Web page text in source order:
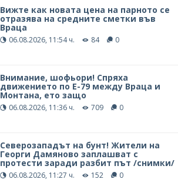
Вижте как новата цена на парното се
отразява на средните сметки във
Враца
06.08.2026, 11:54 ч. 84 0
Внимание, шофьори! Спряха
движението по Е-79 между Враца и
Монтана, ето защо
06.08.2026, 11:36 ч. 709 0
Северозападът на бунт! Жители на
Георги Дамяново заплашват с
протести заради разбит път /снимки/
06.08.2026, 11:27 ч. 152 0